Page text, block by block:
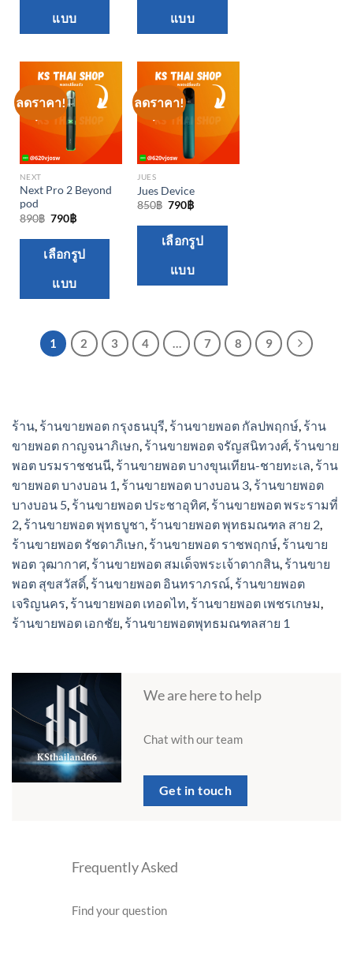
แบบ
variants.
options
may
chosen
the
แบบ
variants.
chosen
ลดราคา!
NEXT
Next Pro 2 Beyond
pod
890฿ Original
price
was:
890฿.
790฿Current
is:
790฿.
เลือกรูป
แบบ
has
The
chosen
on
the
product
page
ลดราคา!
JUES
Jues Device
850฿ Original
price
was:
850฿.
790฿Current
is:
790฿.
เลือกรูป
แบบ
The
options
on
the
product
page
1 2 3 4 … 7 8 9
ร้าน, ร้านขายพอต กรุงธนบุรี, ร้านขายพอต กัลปพฤกษ์, ร้าน
ขายพอต กาญจนาภิเษก, ร้านขายพอต จรัญสนิทวงศ์, ร้านขาย
พอต บรมราชชนนี, ร้านขายพอต บางขุนเทียน-ชายทะเล, ร้าน
ขายพอต บางบอน 1, ร้านขายพอต บางบอน 3, ร้านขายพอต
บางบอน 5, ร้านขายพอต ประชาอุทิศ, ร้านขายพอต พระรามที่
2, ร้านขายพอต พุทธบูชา, ร้านขายพอต พุทธมณฑล สาย 2,
ร้านขายพอต รัชดาภิเษก, ร้านขายพอต ราชพฤกษ์, ร้านขาย
พอต วุฒากาศ, ร้านขายพอต สมเด็จพระเจ้าตากสิน, ร้านขาย
พอต สุขสวัสดิ์, ร้านขายพอต อินทราภรณ์, ร้านขายพอต
เจริญนคร, ร้านขายพอต เทอดไท, ร้านขายพอต เพชรเกษม,
ร้านขายพอต เอกชัย, ร้านขายพอตพุทธมณฑลสาย 1
We are here to help
Chat with our team
Get in touch
Frequently Asked
Find your question